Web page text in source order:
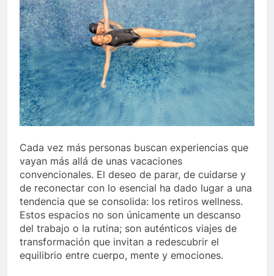
Cada vez más personas buscan experiencias que
vayan más allá de unas vacaciones
convencionales. El deseo de parar, de cuidarse y
de reconectar con lo esencial ha dado lugar a una
tendencia que se consolida: los retiros wellness.
Estos espacios no son únicamente un descanso
del trabajo o la rutina; son auténticos viajes de
transformación que invitan a redescubrir el
equilibrio entre cuerpo, mente y emociones.